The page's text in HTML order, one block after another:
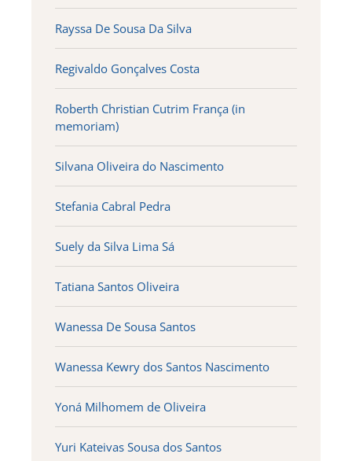
Rayssa De Sousa Da Silva
Regivaldo Gonçalves Costa
Roberth Christian Cutrim França (in
memoriam)
Silvana Oliveira do Nascimento
Stefania Cabral Pedra
Suely da Silva Lima Sá
Tatiana Santos Oliveira
Wanessa De Sousa Santos
Wanessa Kewry dos Santos Nascimento
Yoná Milhomem de Oliveira
Yuri Kateivas Sousa dos Santos